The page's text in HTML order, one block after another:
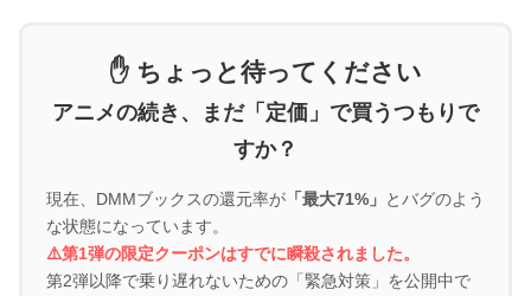
✋ ちょっと待ってください
アニメの続き、まだ「定価」で買うつもりで
すか？
現在、DMMブックスの還元率が 「最大71%」 とバグのよう
な状態になっています。
⚠️第1弾の限定クーポンはすでに瞬殺されました。
第2弾以降で乗り遅れないための「緊急対策」を公開中で